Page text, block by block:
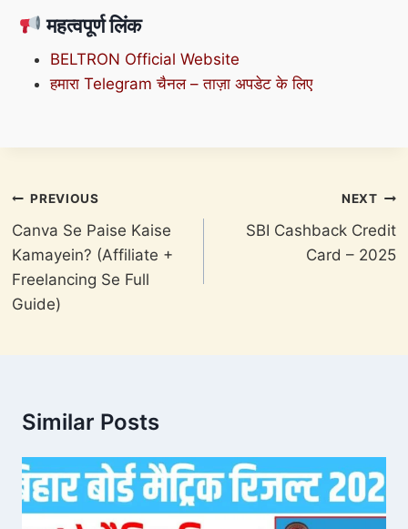
महत्वपूर्ण लिंक
BELTRON Official Website
हमारा Telegram चैनल – ताज़ा अपडेट के लिए
Post
navigation
PREVIOUS
Canva Se Paise Kaise
Kamayein? (Affiliate +
Freelancing Se Full
Guide)
NEXT
SBI Cashback Credit
Card – 2025
Similar Posts